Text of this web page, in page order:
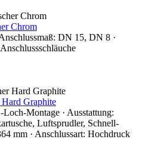
Chrom
DN 15, DN 8 ·
Hard Graphite
Montage · Ausstattung:
Luftsprudler, Schnell-
mm · Anschlussart: Hochdruck